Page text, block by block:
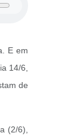
E em
14/6,
de
(2/6),